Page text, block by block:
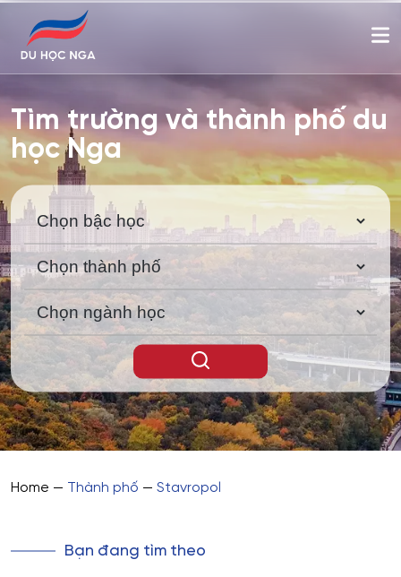
Tìm trường và thành phố du
học Nga
Home — Thành phố — Stavropol
Bạn đang tìm theo